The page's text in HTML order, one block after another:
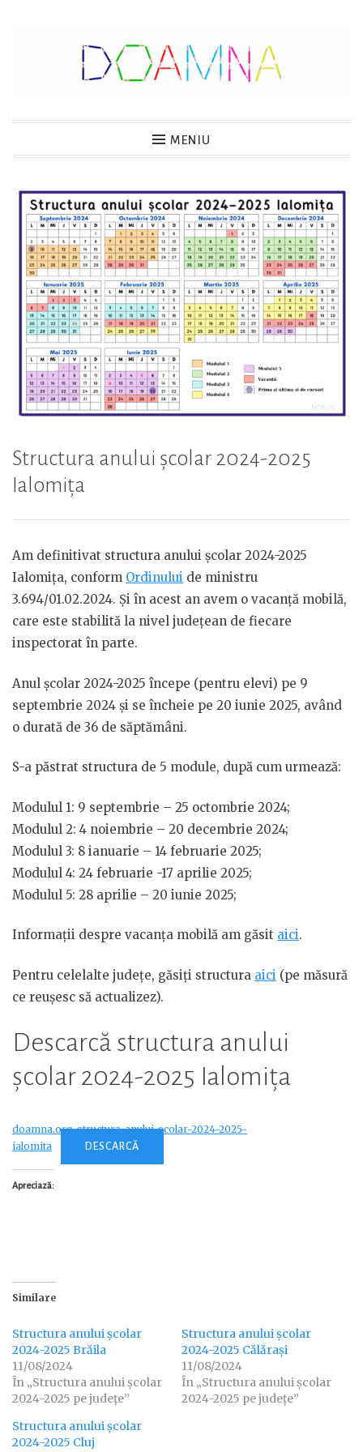
DOAMNA MENIU
Structura anului școlar 2024-2025
Ialomița
Am definitivat structura anului școlar 2024-2025
Ialomița, conform Ordinului de ministru
3.694/01.02.2024. Și în acest an avem o vacanță mobilă,
care este stabilită la nivel județean de fiecare
inspectorat în parte.
Anul școlar 2024-2025 începe (pentru elevi) pe 9
septembrie 2024 și se încheie pe 20 iunie 2025, având
o durată de 36 de săptămâni.
S-a păstrat structura de 5 module, după cum urmează:
Modulul 1: 9 septembrie – 25 octombrie 2024;
Modulul 2: 4 noiembrie – 20 decembrie 2024;
Modulul 3: 8 ianuarie – 14 februarie 2025;
Modulul 4: 24 februarie -17 aprilie 2025;
Modulul 5: 28 aprilie – 20 iunie 2025;
Informații despre vacanța mobilă am găsit aici.
Pentru celelalte județe, găsiți structura aici (pe măsură
ce reușesc să actualizez).
Descarcă structura anului
școlar 2024-2025 Ialomița
doamna.org_structura-anului-scolar-2024-2025-
ialomita
DESCARCĂ
Apreciază:
Similare
Structura anului școlar
2024-2025 Brăila
11/08/2024
În „Structura anului școlar
2024-2025 pe județe”
Structura anului școlar
2024-2025 Călărași
11/08/2024
În „Structura anului școlar
2024-2025 pe județe”
Structura anului școlar
2024-2025 Cluj